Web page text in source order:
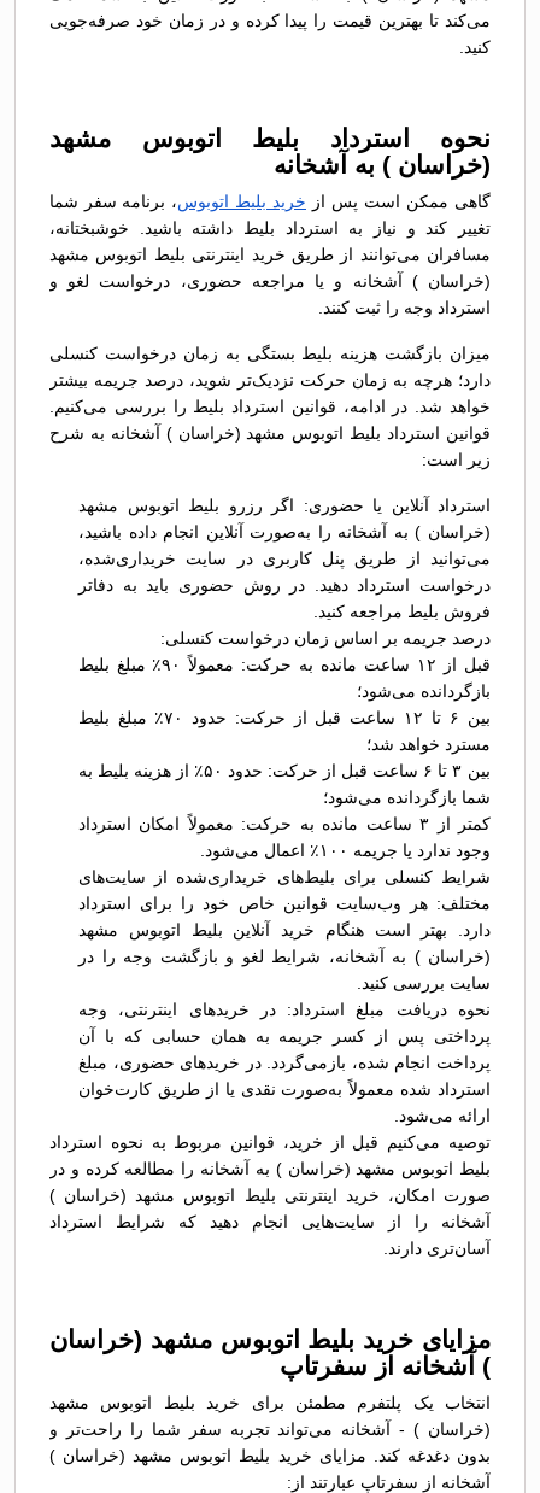
می‌کند تا بهترین قیمت را پیدا کرده و در زمان خود صرفه‌جویی
کنید.
نحوه استرداد بلیط اتوبوس مشهد
(خراسان ) به آشخانه
گاهی ممکن است پس از خرید بلیط اتوبوس، برنامه سفر شما
تغییر کند و نیاز به استرداد بلیط داشته باشید. خوشبختانه،
مسافران می‌توانند از طریق خرید اینترنتی بلیط اتوبوس مشهد
(خراسان ) آشخانه و یا مراجعه حضوری، درخواست لغو و
استرداد وجه را ثبت کنند.
میزان بازگشت هزینه بلیط بستگی به زمان درخواست کنسلی
دارد؛ هرچه به زمان حرکت نزدیک‌تر شوید، درصد جریمه بیشتر
خواهد شد. در ادامه، قوانین استرداد بلیط را بررسی می‌کنیم.
قوانین استرداد بلیط اتوبوس مشهد (خراسان ) آشخانه به شرح
زیر است:
استرداد آنلاین یا حضوری: اگر رزرو بلیط اتوبوس مشهد
(خراسان ) به آشخانه را به‌صورت آنلاین انجام داده باشید،
می‌توانید از طریق پنل کاربری در سایت خریداری‌شده،
درخواست استرداد دهید. در روش حضوری باید به دفاتر
فروش بلیط مراجعه کنید.
درصد جریمه بر اساس زمان درخواست کنسلی:
قبل از ۱۲ ساعت مانده به حرکت: معمولاً ۹۰٪ مبلغ بلیط
بازگردانده می‌شود؛
بین ۶ تا ۱۲ ساعت قبل از حرکت: حدود ۷۰٪ مبلغ بلیط
مسترد خواهد شد؛
بین ۳ تا ۶ ساعت قبل از حرکت: حدود ۵۰٪ از هزینه بلیط به
شما بازگردانده می‌شود؛
کمتر از ۳ ساعت مانده به حرکت: معمولاً امکان استرداد
وجود ندارد یا جریمه ۱۰۰٪ اعمال می‌شود.
شرایط کنسلی برای بلیط‌های خریداری‌شده از سایت‌های
مختلف: هر وب‌سایت قوانین خاص خود را برای استرداد
دارد. بهتر است هنگام خرید آنلاین بلیط اتوبوس مشهد
(خراسان ) به آشخانه، شرایط لغو و بازگشت وجه را در
سایت بررسی کنید.
نحوه دریافت مبلغ استرداد: در خریدهای اینترنتی، وجه
پرداختی پس از کسر جریمه به همان حسابی که با آن
پرداخت انجام شده، بازمی‌گردد. در خریدهای حضوری، مبلغ
استرداد شده معمولاً به‌صورت نقدی یا از طریق کارت‌خوان
ارائه می‌شود.
توصیه می‌کنیم قبل از خرید، قوانین مربوط به نحوه استرداد
بلیط اتوبوس مشهد (خراسان ) به آشخانه را مطالعه کرده و در
صورت امکان، خرید اینترنتی بلیط اتوبوس مشهد (خراسان )
آشخانه را از سایت‌هایی انجام دهید که شرایط استرداد
آسان‌تری دارند.
مزایای خرید بلیط اتوبوس مشهد (خراسان
) آشخانه از سفرتاپ
انتخاب یک پلتفرم مطمئن برای خرید بلیط اتوبوس مشهد
(خراسان ) - آشخانه می‌تواند تجربه سفر شما را راحت‌تر و
بدون دغدغه کند. مزایای خرید بلیط اتوبوس مشهد (خراسان )
آشخانه از سفرتاپ عبارتند از: